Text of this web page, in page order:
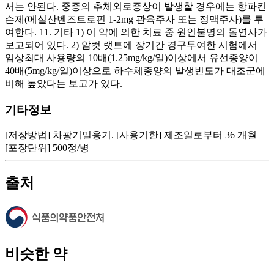
서는 안된다. 중증의 추체외로증상이 발생할 경우에는 항파킨
슨제(메실산벤즈트로핀 1-2mg 관육주사 또는 정맥주사)를 투
여한다. 11. 기타 1) 이 약에 의한 치료 중 원인불명의 돌연사가
보고되어 있다. 2) 암컷 랫트에 장기간 경구투여한 시험에서
임상최대 사용량의 10배(1.25mg/kg/일)이상에서 유선종양이
40배(5mg/kg/일)이상으로 하수체종양의 발생빈도가 대조군에
비해 높았다는 보고가 있다.
기타정보
[저장방법] 차광기밀용기. [사용기한] 제조일로부터 36 개월
[포장단위] 500정/병
출처
비슷한 약